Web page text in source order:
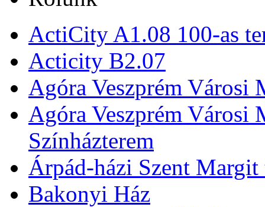
ActiCity A1.08 100-as
Acticity B2.07
Agóra Veszprém Városi
Agóra Veszprém Városi
Színházterem
Árpád-házi Szent
Bakonyi Ház